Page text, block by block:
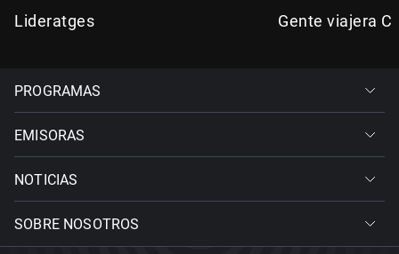
Lideratges Gente viajera
PROGRAMAS
EMISORAS
NOTICIAS
SOBRE NOSOTROS